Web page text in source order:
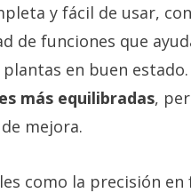
y fácil de usar,
de funciones que
en buen estado.
más equilibradas,
mejora.
como la precisión en